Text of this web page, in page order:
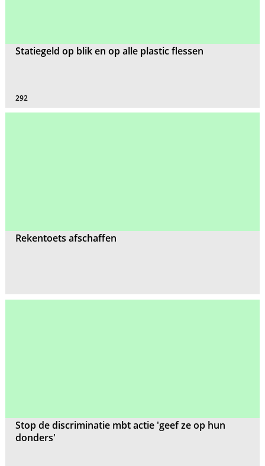
Statiegeld op blik en op alle plastic flessen
292
Rekentoets afschaffen
Stop de discriminatie mbt actie 'geef ze op hun
donders'